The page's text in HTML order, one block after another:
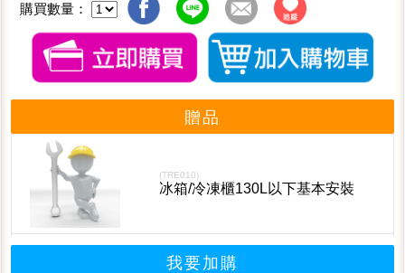
購買數量：
贈品
(TRE010)
冰箱/冷凍櫃130L以下基本安裝
我要加購